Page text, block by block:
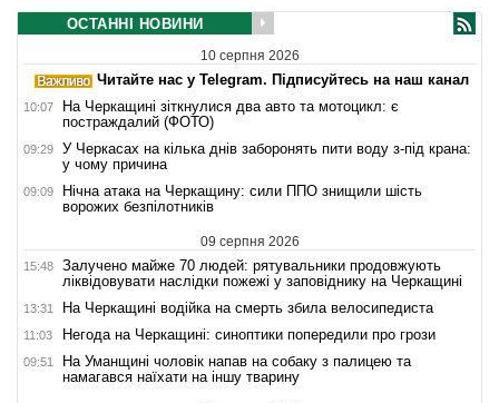
ОСТАННІ НОВИНИ
10 серпня 2026
Читайте нас у Telegram. Підписуйтесь на наш канал
10:07
На Черкащині зіткнулися два авто та мотоцикл: є
постраждалий (ФОТО)
09:29
У Черкасах на кілька днів заборонять пити воду з-під крана:
у чому причина
09:09
Нічна атака на Черкащину: сили ППО знищили шість
ворожих безпілотників
09 серпня 2026
15:48
Залучено майже 70 людей: рятувальники продовжують
ліквідовувати наслідки пожежі у заповіднику на Черкащині
13:31 На Черкащині водійка на смерть збила велосипедиста
11:03 Негода на Черкащині: синоптики попередили про грози
09:51
На Уманщині чоловік напав на собаку з палицею та
намагався наїхати на іншу тварину